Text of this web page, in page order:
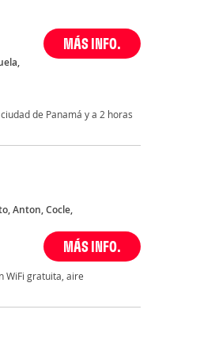
MÁS INFO.
de Panamá y a 2 horas
Anton, Cocle,
MÁS INFO.
WiFi gratuita, aire